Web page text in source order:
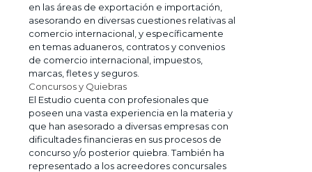
en las áreas de exportación e importación,
asesorando en diversas cuestiones relativas al
comercio internacional, y específicamente
en temas aduaneros, contratos y convenios
de comercio internacional, impuestos,
marcas, fletes y seguros.
Concursos y Quiebras
El Estudio cuenta con profesionales que
poseen una vasta experiencia en la materia y
que han asesorado a diversas empresas con
dificultades financieras en sus procesos de
concurso y/o posterior quiebra. También ha
representado a los acreedores concursales